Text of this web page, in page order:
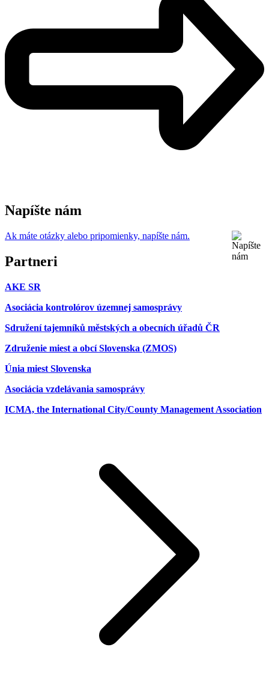
Napíšte nám
Ak máte otázky alebo pripomienky, napíšte nám.
Partneri
AKE SR
Asociácia kontrolórov územnej samosprávy
Sdružení tajemníků městských a obecních úřadů ČR
Združenie miest a obcí Slovenska (ZMOS)
Únia miest Slovenska
Asociácia vzdelávania samosprávy
ICMA, the International City/County Management Association